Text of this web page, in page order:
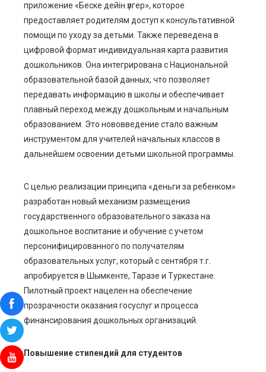
приложение «Беске дейін үлгер», которое
предоставляет родителям доступ к консультативной
помощи по уходу за детьми. Также переведена в
цифровой формат индивидуальная карта развития
дошкольников. Она интегрирована с Национальной
образовательной базой данных, что позволяет
передавать информацию в школы и обеспечивает
плавный переход между дошкольным и начальным
образованием. Это нововведение стало важным
инструментом для учителей начальных классов в
дальнейшем освоении детьми школьной программы.
С целью реализации принципа «деньги за ребенком»
разработан новый механизм размещения
государственного образовательного заказа на
дошкольное воспитание и обучение с учетом
персонифицированного по получателям
образовательных услуг, который с сентября т.г.
апробируется в Шымкенте, Таразе и Туркестане.
Пилотный проект нацелен на обеспечение
прозрачности оказания госуслуг и процесса
финансирования дошкольных организаций.
Повышение стипендий для студентов